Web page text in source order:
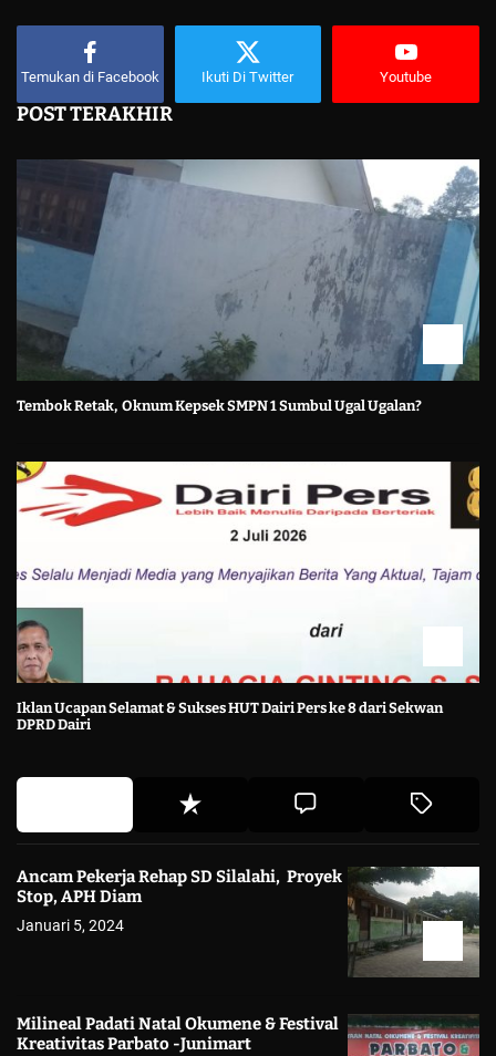
Temukan di Facebook Ikuti Di Twitter Youtube
POST TERAKHIR
Tembok Retak, Oknum Kepsek SMPN 1 Sumbul Ugal Ugalan?
Iklan Ucapan Selamat & Sukses HUT Dairi Pers ke 8 dari Sekwan
DPRD Dairi
Ancam Pekerja Rehap SD Silalahi, Proyek
Stop, APH Diam
Januari 5, 2024
Milineal Padati Natal Okumene & Festival
Kreativitas Parbato -Junimart